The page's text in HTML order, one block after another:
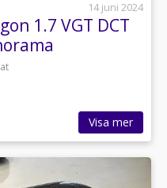
14 juni 2024
1.7 VGT DCT
Visa mer